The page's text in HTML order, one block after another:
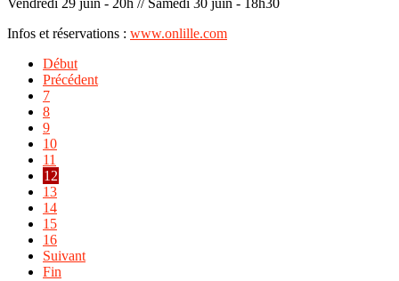
Vendredi 29 juin - 20h // Samedi 30 juin - 18h30
Infos et réservations : www.onlille.com
Début
Précédent
7
8
9
10
11
12
13
14
15
16
Suivant
Fin